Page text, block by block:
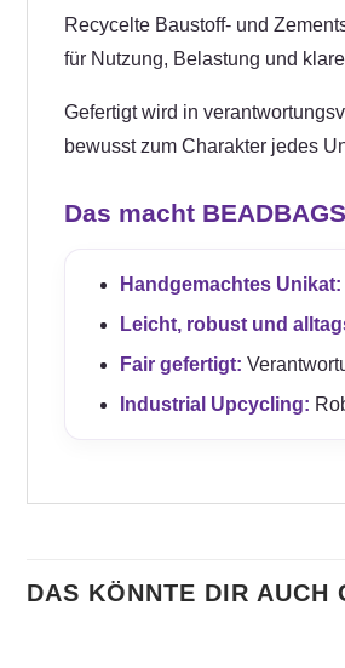
Recycelte Baustoff- und
für Nutzung, Belastung und
Gefertigt wird in
bewusst zum Charakter jedes
Das macht
Handgemachtes Unikat:
Leicht, robust und
Fair gefertigt:
Industrial Upcycling:
DAS KÖNNTE DIR AUCH